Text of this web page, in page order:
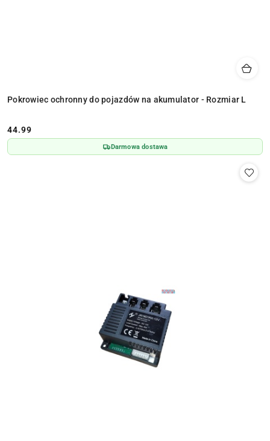
Pokrowiec ochronny do pojazdów na akumulator - Rozmiar L
Cena:
44.99
Darmowa dostawa